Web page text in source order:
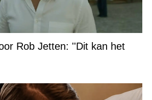
Rob Jetten: ''Dit kan het